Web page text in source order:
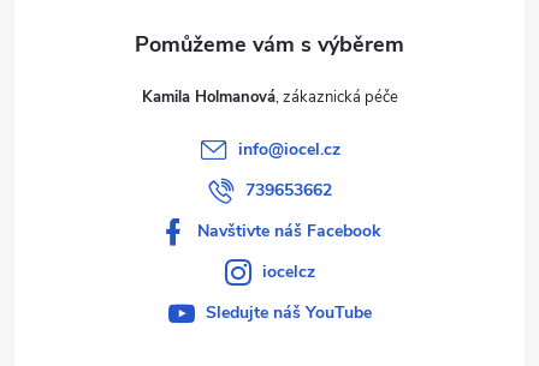
Kamila Holmanová
info@iocel.cz
739653662
Navštivte náš Facebook
iocelcz
Sledujte náš YouTube